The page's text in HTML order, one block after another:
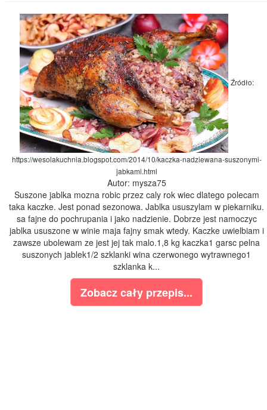
Źródło:
https://wesolakuchnia.blogspot.com/2014/10/kaczka-nadziewana-suszonymi-
jabkami.html
Autor: mysza75
Suszone jablka mozna robic przez caly rok wiec dlatego polecam
taka kaczke. Jest ponad sezonowa. Jablka ususzylam w piekarniku.
sa fajne do pochrupania i jako nadzienie. Dobrze jest namoczyc
jablka ususzone w winie maja fajny smak wtedy. Kaczke uwielbiam i
zawsze ubolewam ze jest jej tak malo.1,8 kg kaczka1 garsc pelna
suszonych jablek1/2 szklanki wina czerwonego wytrawnego1
szklanka k...
Zobacz cały przepis...